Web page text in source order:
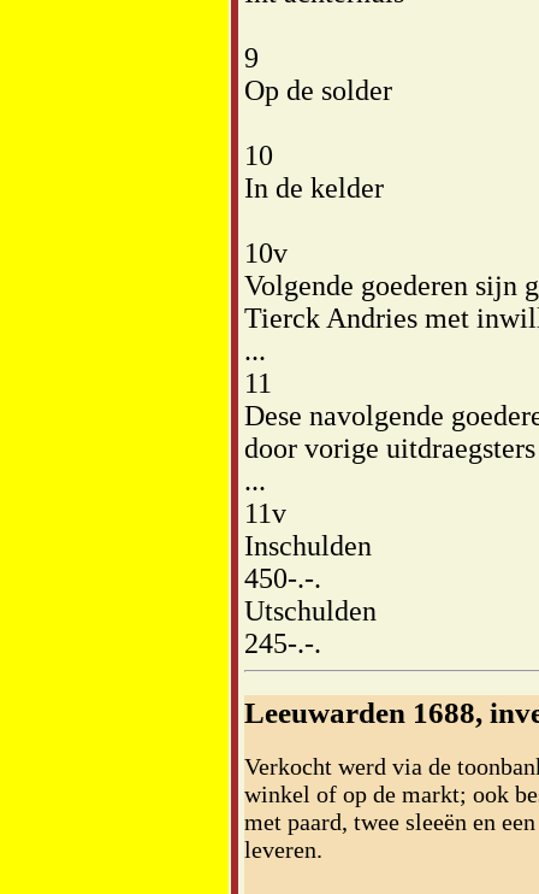
9
Op de solder
10
In de kelder
10v
Volgende goederen sijn
Tierck Andries met
...
11
Dese navolgende
door vorige uitdraegsters
...
11v
Inschulden
450-.-.
Utschulden
245-.-.
Leeuwarden 1688,
Verkocht werd via de
winkel of op de markt; ook
met paard, twee sleeën en
leveren.